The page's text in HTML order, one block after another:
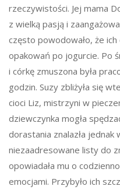
rzeczywistości. Jej mama
z wielką pasją i
często powodowało, że
opakowań po jogurcie. Po
i córkę zmuszona była
godzin. Suzy zbliżyła się
cioci Liz, mistrzyni w
dziewczynka mogła
dorastania znalazła jednak
niezaadresowane listy do
opowiadała mu o
emocjami. Przybyło ich